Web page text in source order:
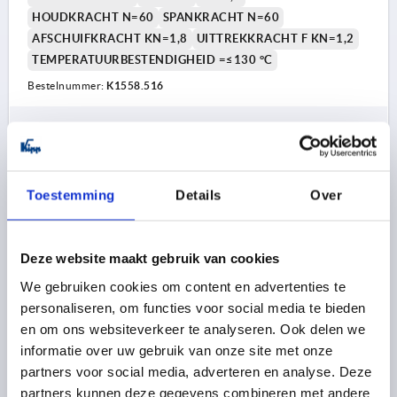
Toestemming Details Over
Deze website maakt gebruik van cookies
We gebruiken cookies om content en advertenties te
personaliseren, om functies voor social media te bieden
en om ons websiteverkeer te analyseren. Ook delen we
informatie over uw gebruik van onze site met onze
partners voor social media, adverteren en analyse. Deze
partners kunnen deze gegevens combineren met andere
1) Montagemogelijkheid 1
2) Montagemogelijkheid 2
HOUDKRACHT N=60
SPANKRACHT N=60
AFSCHUIFKRACHT KN=1,8
UITTREKKRACHT F KN=1,2
TEMPERATUURBESTENDIGHEID =≤130 °C
Bestelnummer: K1558.516
excl. BTW
plus verzendkosten
DETAILS
DRAAISPANGRENDEL MET DRAAIKOP, D=8, L=17, RVS
BLANK, BEST:POLYAMIDE ZWART, BOUT STAAL